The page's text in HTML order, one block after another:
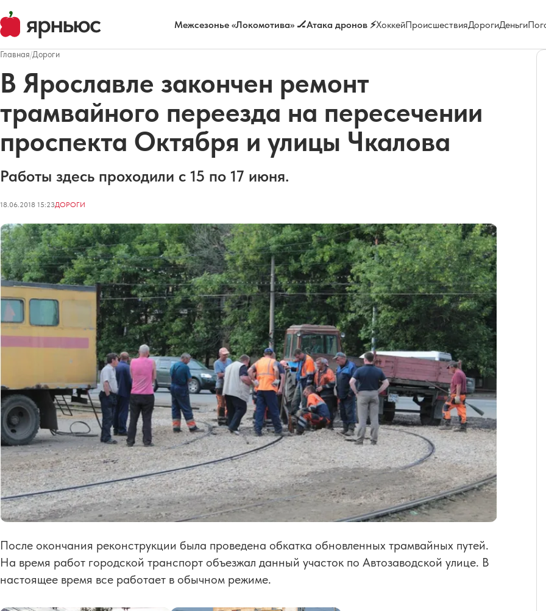
Межсезонье «Локомотива» 🏒Атака дронов ⚡ХоккейПроисшествияДорогиДеньги
Главная/Дороги
В Ярославле закончен ремонт
трамвайного переезда на пересечении
проспекта Октября и улицы Чкалова
Работы здесь проходили с 15 по 17 июня.
18.06.2018 15:23ДОРОГИ
После окончания реконструкции была проведена обкатка обновленных трамвайных путей.
На время работ городской транспорт объезжал данный участок по Автозаводской улице. В
настоящее время все работает в обычном режиме.